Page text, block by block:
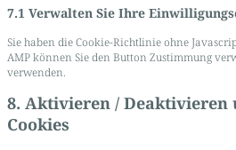
7.1 Verwalten Sie Ihre
Sie haben die Cookie-Richtlinie ohne
AMP können Sie den Button Zustimmung
verwenden.
8. Aktivieren / Deaktivieren
Cookies